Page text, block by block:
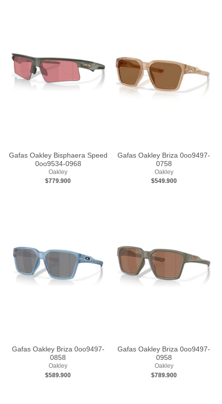
Gafas Oakley Bisphaera Speed
0oo9534-0968
Oakley
$779.900
Gafas Oakley Briza 0oo9497-
0758
Oakley
$549.900
Gafas Oakley Briza 0oo9497-
0858
Oakley
$589.900
Gafas Oakley Briza 0oo9497-
0958
Oakley
$789.900